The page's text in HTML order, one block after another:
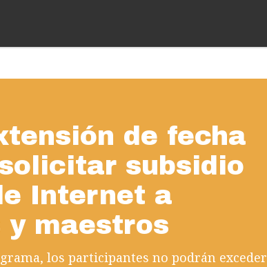
de fecha
subsidio
Internet a
maestros
los participantes no podrán exceder